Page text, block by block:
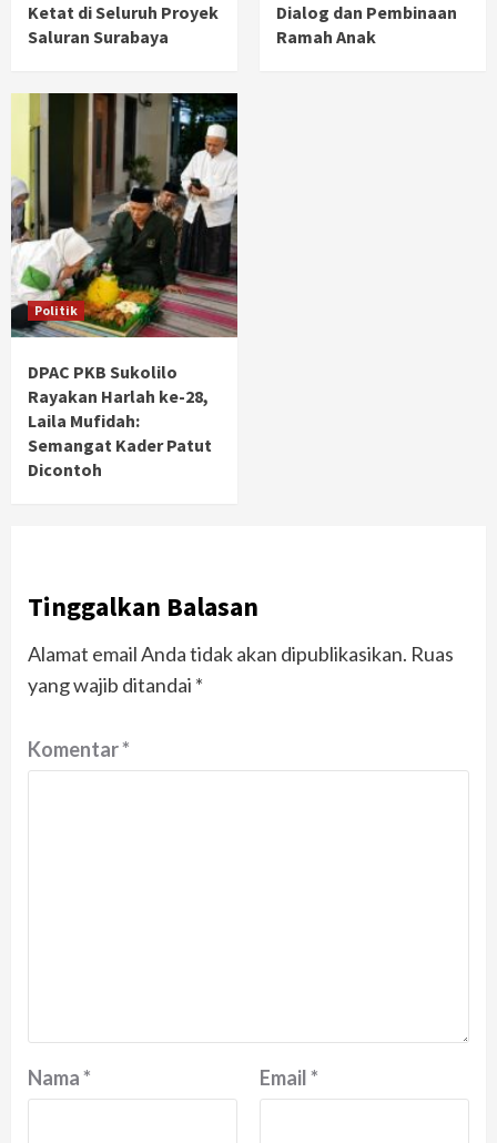
Ketat di Seluruh Proyek
Saluran Surabaya
Dialog dan Pembinaan
Ramah Anak
Politik
DPAC PKB Sukolilo
Rayakan Harlah ke-28,
Laila Mufidah:
Semangat Kader Patut
Dicontoh
Tinggalkan Balasan
Alamat email Anda tidak akan dipublikasikan. Ruas
yang wajib ditandai *
Komentar*
Nama* Email*